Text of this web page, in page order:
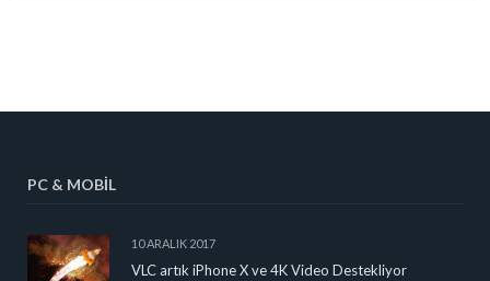
PC & MOBIL
10 ARALIK 2017
VLC artık iPhone X ve 4K Video Destekliyor